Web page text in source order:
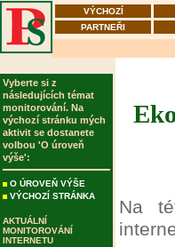
VÝCHOZÍ
PARTNEŘI
Vyberte si z
následujících témat
monitorování. Na
výchozí stránku mých
aktivit se dostanete
volbou 'O úroveň
výše':
O ÚROVEŇ VÝŠE
VÝCHOZÍ STRÁNKA
AKTUÁLNÍ
MONITOROVÁNÍ
INTERNETU
Na